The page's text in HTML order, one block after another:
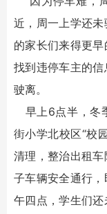
近，周一上学还
的家长们来得更
找到违停车主的
驶离。
早上6点半，冬
街小学北校区“校
清理，整治出租
子车辆安全通行
午四点，学生们